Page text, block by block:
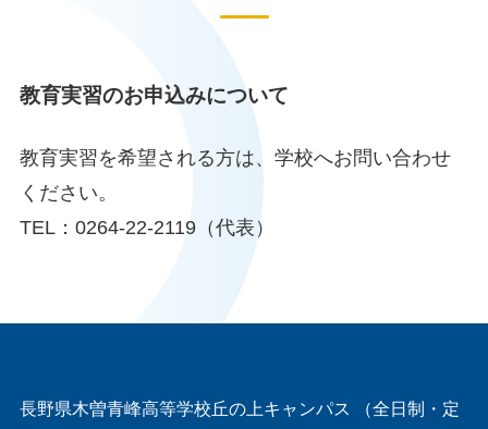
教育実習のお申込みについて
教育実習を希望される方は、学校へお問い合わせ
ください。
TEL：0264-22-2119（代表）
長野県木曽青峰高等学校丘の上キャンパス （全日制・定